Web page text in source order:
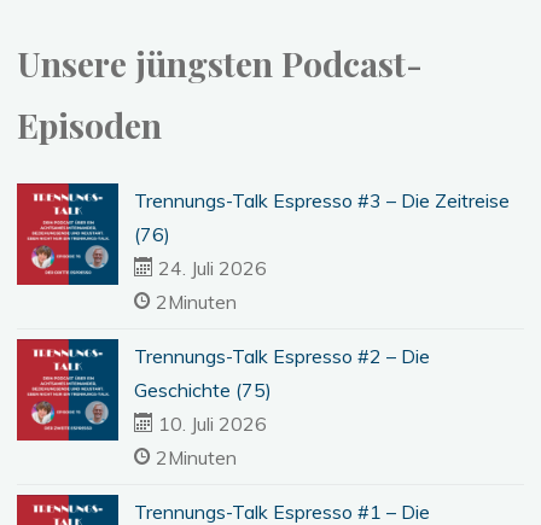
Unsere jüngsten Podcast-
Episoden
Trennungs-Talk Espresso #3 – Die Zeitreise
(76)
24. Juli 2026
2Minuten
Trennungs-Talk Espresso #2 – Die
Geschichte (75)
10. Juli 2026
2Minuten
Trennungs-Talk Espresso #1 – Die